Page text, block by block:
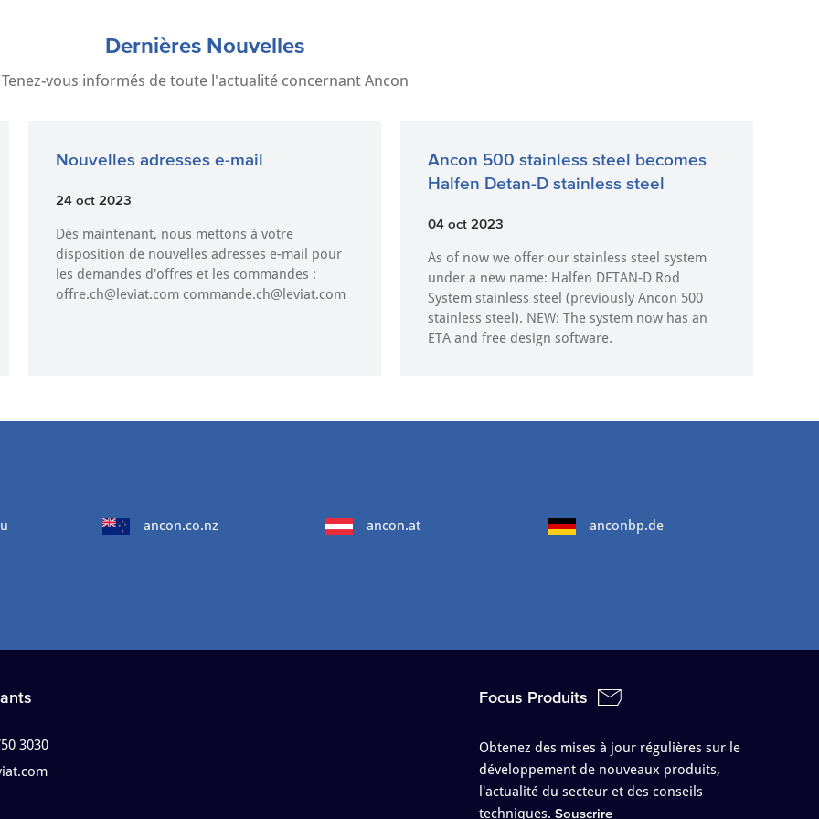
maçonnés, améliorent la
performance structurelle des
murs de maçonnerie tout en
Dernières Nouvelles
Tenez-vous informés de toute l'actualité concernant Ancon
Nouvelles adresses e-mail
24 oct 2023
Dès maintenant, nous mettons à votre
disposition de nouvelles adresses e-mail pour
les demandes d'offres et les commandes :
offre.ch@leviat.com commande.ch@leviat.com
Ancon 500 stainless steel becomes
Halfen Detan-D stainless steel
04 oct 2023
As of now we offer our stainless steel system
under a new name: Halfen DETAN-D Rod
System stainless steel (previously Ancon 500
stainless steel). NEW: The system now has an
ETA and free design software.
ancon.co.nz ancon.at anconbp.de
3030
Focus Produits
Obtenez des mises à jour régulières sur le
développement de nouveaux produits,
l'actualité du secteur et des conseils
techniques. Souscrire